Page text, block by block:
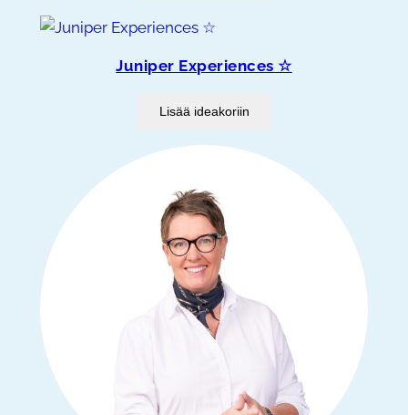
Juniper Experiences ☆
Lisää ideakoriin